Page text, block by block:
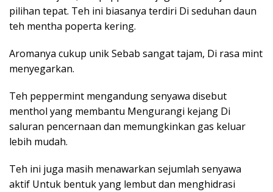
pilihan tepat. Teh ini biasanya terdiri Di seduhan daun
teh mentha poperta kering.
Aromanya cukup unik Sebab sangat tajam, Di rasa mint
menyegarkan.
Teh peppermint mengandung senyawa disebut
menthol yang membantu Mengurangi kejang Di
saluran pencernaan dan memungkinkan gas keluar
lebih mudah.
Teh ini juga masih menawarkan sejumlah senyawa
aktif Untuk bentuk yang lembut dan menghidrasi